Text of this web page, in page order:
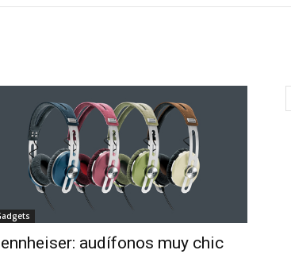
audífonos muy chic